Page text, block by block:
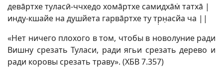
девāртхе туласӣ-ччхедо хомāртхе самидхāм̇ татхā |
инду-кшайе на душйета гарвāртхе ту тр̣н̣асйа ча ||
«Нет ничего плохого в том, чтобы в новолуние ради
Вишну срезать Туласи, ради ягьи срезать дерево и
ради коровы срезать траву». (ХБВ 7.357)